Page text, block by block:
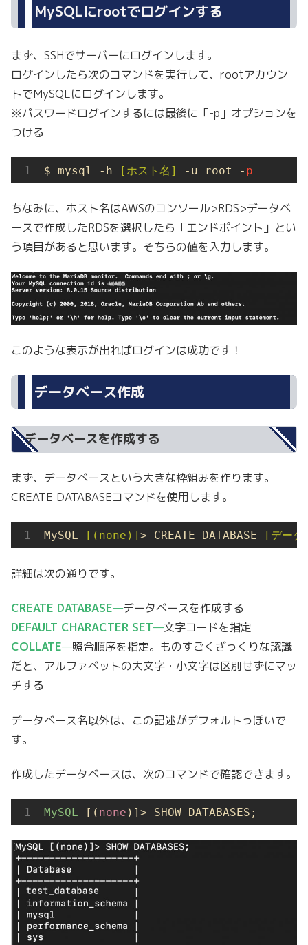
MySQLにrootでログインする
まず、SSHでサーバーにログインします。
ログインしたら次のコマンドを実行して、rootアカウン
トでMySQLにログインします。
※パスワードログインするには最後に「-p」オプションを
つける
$ mysql -h [ホスト名] -u root - p
ちなみに、ホスト名はAWSのコンソール>RDS>データベ
ースで作成したRDSを選択したら「エンドポイント」とい
う項目があると思います。そちらの値を入力します。
このような表示が出ればログインは成功です！
データベース作成
データベースを作成する
まず、データベースという大きな枠組みを作ります。
CREATE DATABASEコマンドを使用します。
MySQL [(none)] > CREATE DATABASE [データ
詳細は次の通りです。
CREATE DATABASE—データベースを作成する
DEFAULT CHARACTER SET—文字コードを指定
COLLATE—照合順序を指定。ものすごくざっくりな認識
だと、アルファベットの大文字・小文字は区別せずにマッ
チする
データベース名以外は、この記述がデフォルトっぽいで
す。
作成したデータベースは、次のコマンドで確認できます。
MySQL [( none )]> SHOW DATABASES;